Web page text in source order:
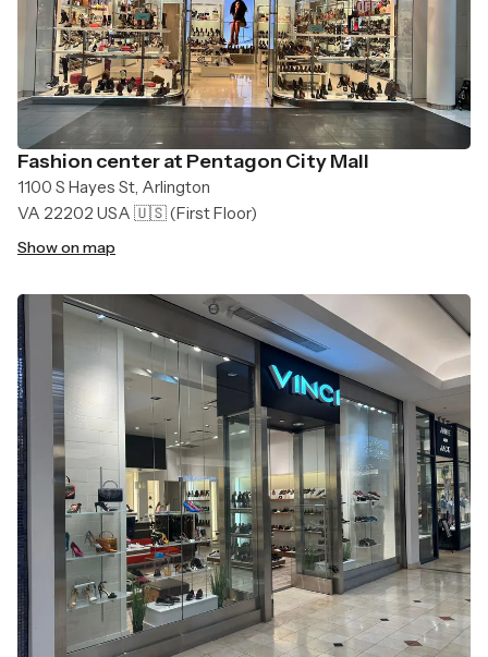
Fashion center at Pentagon City Mall
1100 S Hayes St, Arlington
VA 22202 USA 🇺🇸(First Floor)
Show on map